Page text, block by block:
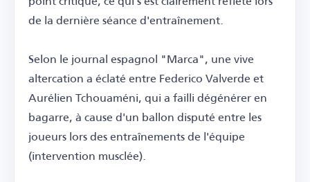
de la dernière séance d'entraînement.
Selon le journal espagnol "Marca", une vive
altercation a éclaté entre Federico Valverde et
Aurélien Tchouaméni, qui a failli dégénérer en
bagarre, à cause d'un ballon disputé entre les
joueurs lors des entraînements de l'équipe
(intervention musclée).